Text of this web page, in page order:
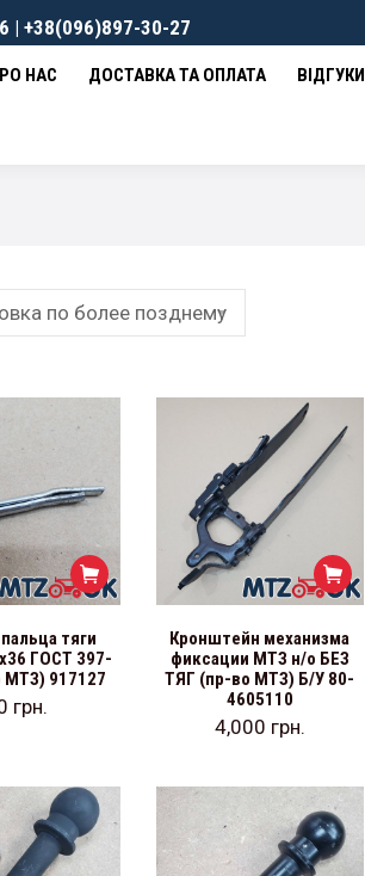
| +38(096)897-30-27
НАС ДОСТАВКА ТА ОПЛАТА ВІДГУКИ
тяги
ГОСТ 397-
МТЗ) 917127
грн.
Кронштейн механизма
фиксации МТЗ н/о БЕЗ
ТЯГ (пр-во МТЗ) Б/У 80-
4605110
4,000 грн.
ВІДГУКИ НОВИНИ